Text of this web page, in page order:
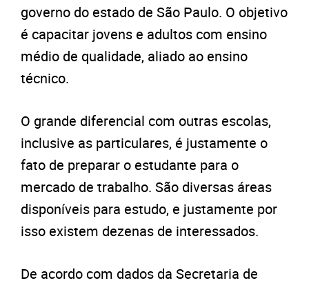
governo do estado de São Paulo. O objetivo
é capacitar jovens e adultos com ensino
médio de qualidade, aliado ao ensino
técnico.
O grande diferencial com outras escolas,
inclusive as particulares, é justamente o
fato de preparar o estudante para o
mercado de trabalho. São diversas áreas
disponíveis para estudo, e justamente por
isso existem dezenas de interessados.
De acordo com dados da Secretaria de